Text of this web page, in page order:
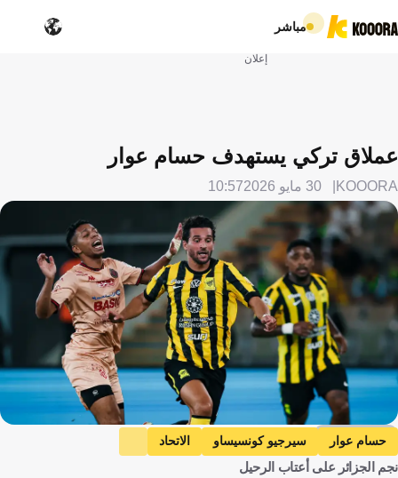
مباشر
إعلان
عملاق تركي يستهدف حسام عوار
KOOORA 30 مايو 2026 10:57
Getty Images
حسام عوار سيرجيو كونسيساو
الاتحاد
دوري روشن السعودي
الجزائرنجم الجزائر على أعتاب الرحيل